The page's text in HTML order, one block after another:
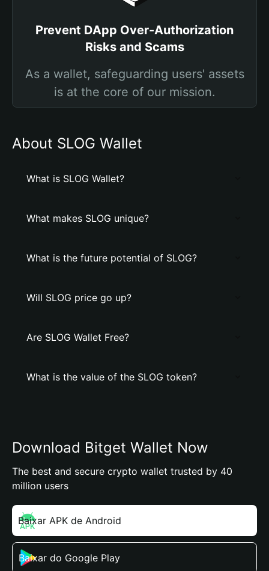
Prevent DApp Over-Authorization
Risks and Scams
As a wallet, safeguarding users' assets
is at the core of our mission.
About SLOG Wallet
What is SLOG Wallet?
What makes SLOG unique?
What is the future potential of SLOG?
Will SLOG price go up?
Are SLOG Wallet Free?
What is the value of the SLOG token?
Download Bitget Wallet Now
The best and secure crypto wallet trusted by 40
million users
Baixar APK de Android
Baixar do Google Play